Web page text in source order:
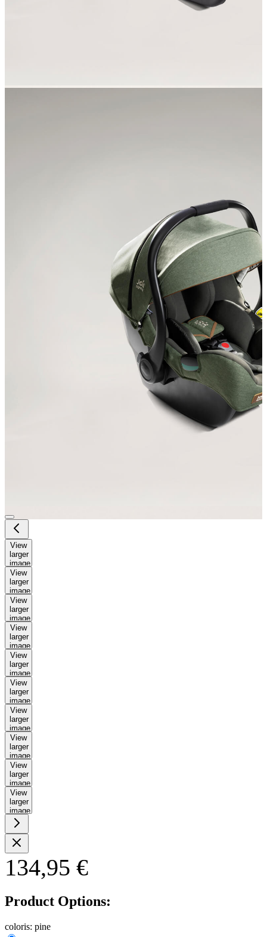
View
larger
image
View
larger
image
View
larger
image
View
larger
image
View
larger
image
View
larger
image
View
larger
image
View
larger
image
View
larger
image
View
larger
image
134,95 €
Product Options:
coloris: pine